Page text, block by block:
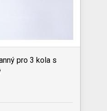
pro 3 kola s